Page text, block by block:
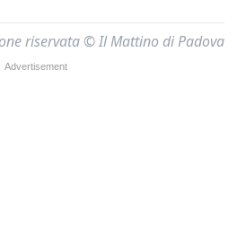
riservata © Il Mattino di Padova